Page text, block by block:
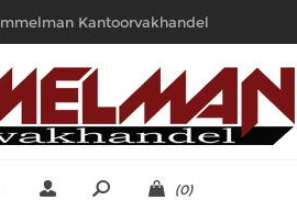
Kantoorvakhandel
(0)